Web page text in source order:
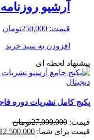
آرشیو روزنامه
قیمت: 250,000تومان
افزودن به سبد خرید
پیشنهاد لحظه ای
پکیج کامل نشریات دوره
قیمت: 27,000,000تومان
قیمت برای شما: 12,500,000